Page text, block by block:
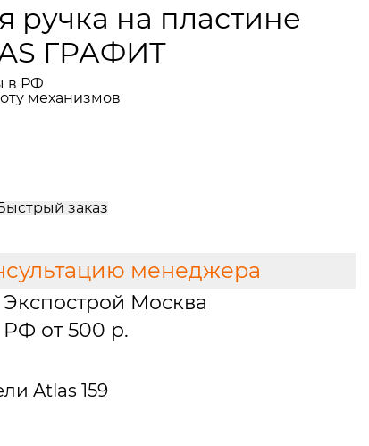
ручка на пластине
ГРАФИТ
в РФ
механизмов
заказ
менеджера
Москва
от 500 р.
Atlas 159